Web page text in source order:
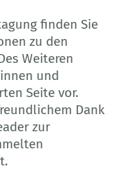
finden Sie
zu den
Weiteren
und
Seite vor.
Dank
zur